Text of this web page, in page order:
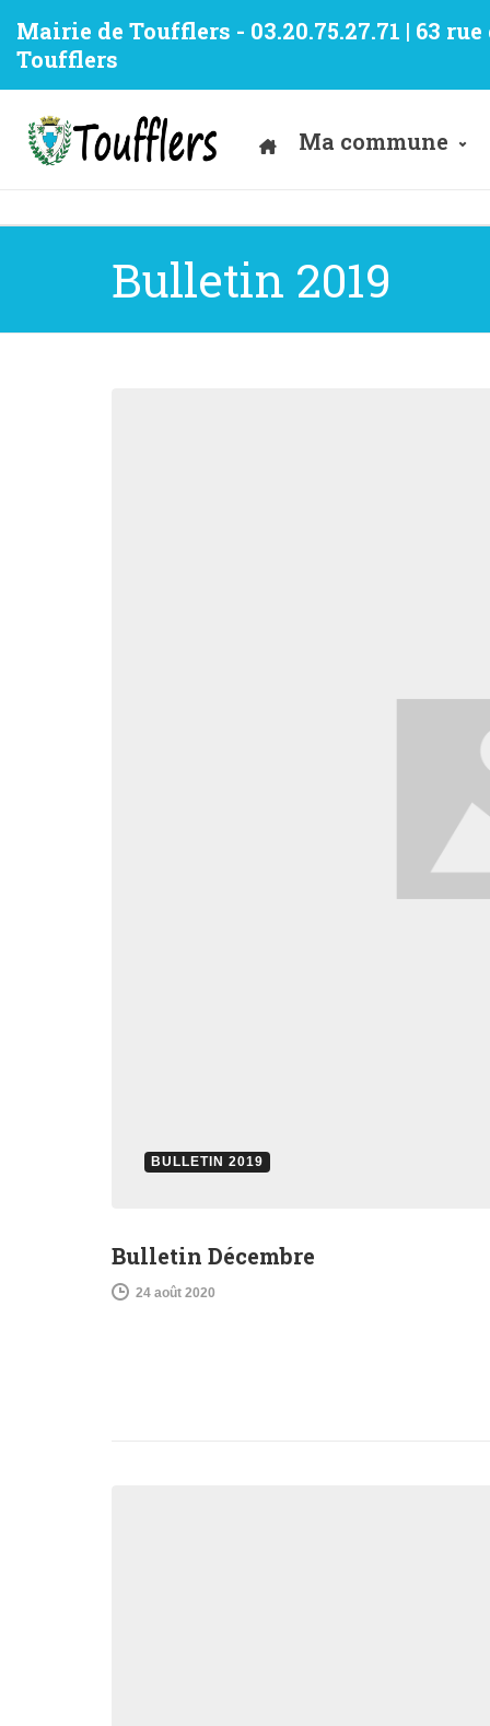
Mairie de Toufflers - 03.20.75.27.71 | 63
Toufflers
Ma commune
Bulletin 2019
BULLETIN 2019
Bulletin Décembre
24 août 2020